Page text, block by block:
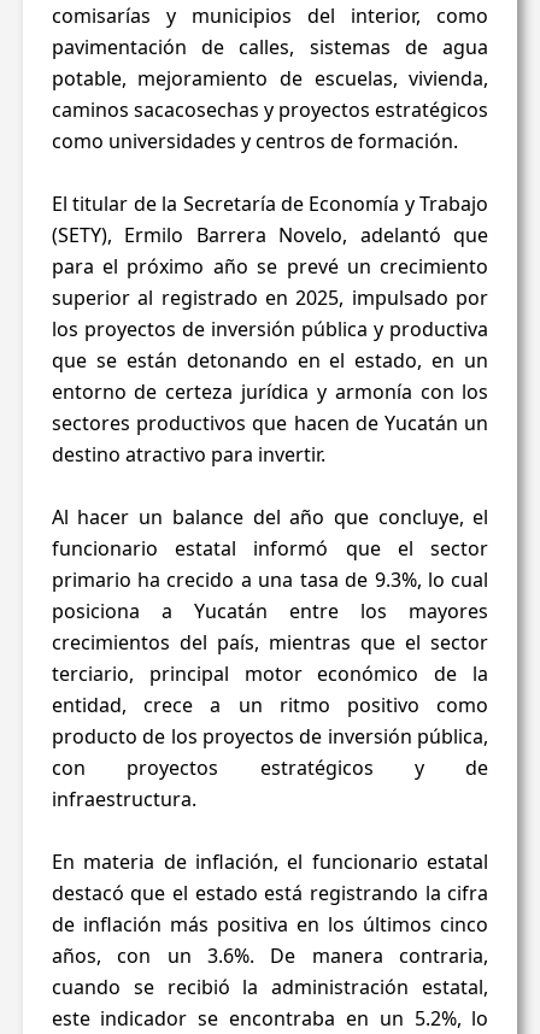
comisarías y municipios del interior, como
pavimentación de calles, sistemas de agua
potable, mejoramiento de escuelas, vivienda,
caminos sacacosechas y proyectos estratégicos
como universidades y centros de formación.
El titular de la Secretaría de Economía y Trabajo
(SETY), Ermilo Barrera Novelo, adelantó que
para el próximo año se prevé un crecimiento
superior al registrado en 2025, impulsado por
los proyectos de inversión pública y productiva
que se están detonando en el estado, en un
entorno de certeza jurídica y armonía con los
sectores productivos que hacen de Yucatán un
destino atractivo para invertir.
Al hacer un balance del año que concluye, el
funcionario estatal informó que el sector
primario ha crecido a una tasa de 9.3%, lo cual
posiciona a Yucatán entre los mayores
crecimientos del país, mientras que el sector
terciario, principal motor económico de la
entidad, crece a un ritmo positivo como
producto de los proyectos de inversión pública,
con proyectos estratégicos y de
infraestructura.
En materia de inflación, el funcionario estatal
destacó que el estado está registrando la cifra
de inflación más positiva en los últimos cinco
años, con un 3.6%. De manera contraria,
cuando se recibió la administración estatal,
este indicador se encontraba en un 5.2%, lo